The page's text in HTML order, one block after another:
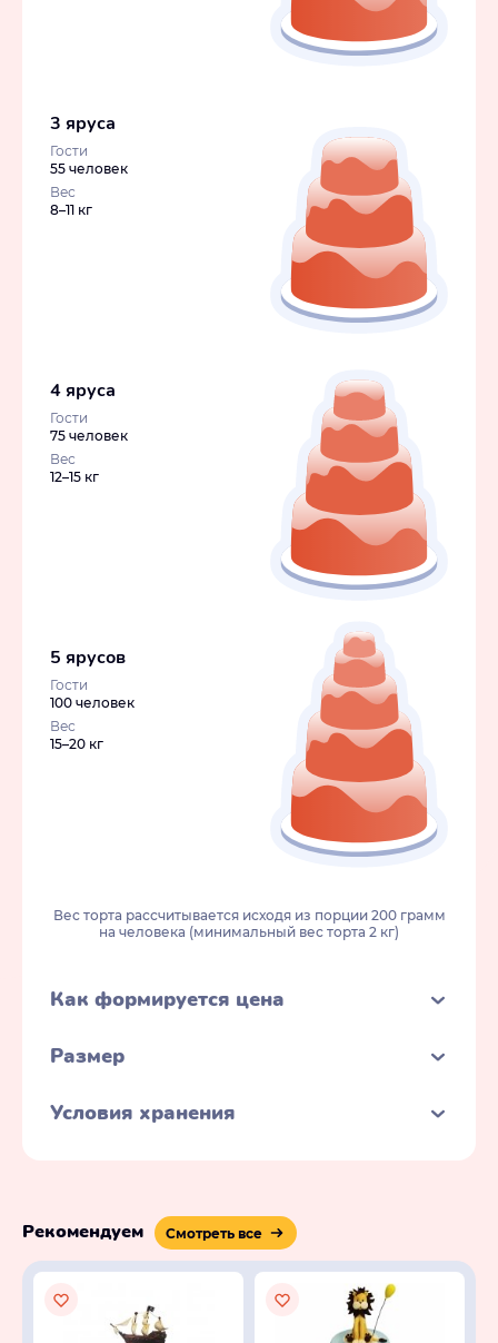
3 яруса
Гости
55 человек
Вес
8–11 кг
4 яруса
Гости
75 человек
Вес
12–15 кг
5 ярусов
Гости
100 человек
Вес
15–20 кг
Вес торта рассчитывается исходя из порции 200 грамм
на человека (минимальный вес торта 2 кг)
Как формируется цена
Размер
Условия хранения
Рекомендуем Смотреть все